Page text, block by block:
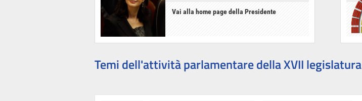
Vai alla home page della Presidente
Temi dell'attività parlamentare della XVII legislatura